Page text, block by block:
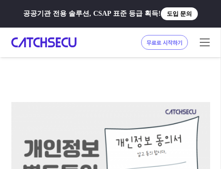
공공기관 전용 솔루션, CSAP 표준 등급 획득! 도입 문의
무료로 시작하기